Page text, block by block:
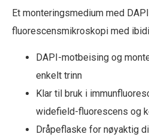
Et monteringsmedium med
fluorescensmikroskopi med
DAPI-motbeising og
enkelt trinn
Klar til bruk i
widefield-fluorescens og
Dråpeflaske for nøyaktig